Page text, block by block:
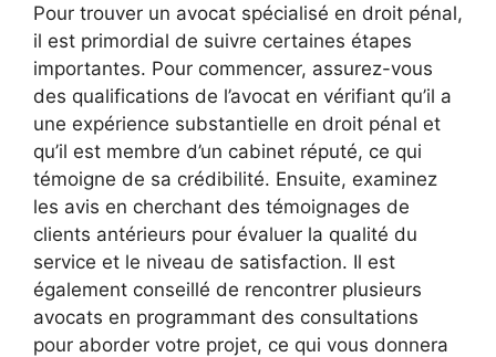
Pour trouver un avocat spécialisé en droit pénal,
il est primordial de suivre certaines étapes
importantes. Pour commencer, assurez-vous
des qualifications de l’avocat en vérifiant qu’il a
une expérience substantielle en droit pénal et
qu’il est membre d’un cabinet réputé, ce qui
témoigne de sa crédibilité. Ensuite, examinez
les avis en cherchant des témoignages de
clients antérieurs pour évaluer la qualité du
service et le niveau de satisfaction. Il est
également conseillé de rencontrer plusieurs
avocats en programmant des consultations
pour aborder votre projet, ce qui vous donnera